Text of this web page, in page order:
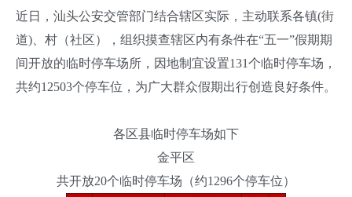
近日，汕头公安交管部门结合辖区实际，主动联系各镇(街
道)、村（社区），组织摸查辖区内有条件在“五一”假期期
间开放的临时停车场所，因地制宜设置131个临时停车场，
共约12503个停车位，为广大群众假期出行创造良好条件。
各区县临时停车场如下
金平区
共开放20个临时停车场（约1296个停车位）